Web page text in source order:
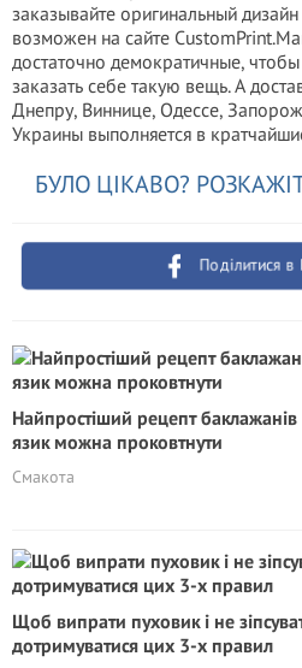
заказывайте оригинальный
возможен на сайте
достаточно демократичные,
заказать себе такую вещь. А
Днепру, Виннице, Одессе,
Украины выполняется в
БУЛО ЦІКАВО?
Поділитися в
Найпростіший рецепт
язик можна проковтнути
Смакота
Щоб випрати пуховик і не
дотримуватися цих 3-х правил